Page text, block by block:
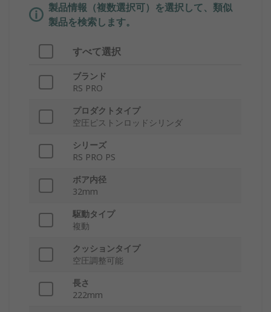
製品情報（複数選択可）を選択して、類似
製品を検索します。
すべて選択
ブランド
RS PRO
プロダクトタイプ
空圧ピストンロッドシリンダ
シリーズ
RS PRO PS
ボア内径
32mm
駆動タイプ
複動
クッションタイプ
空圧調整可能
長さ
222mm